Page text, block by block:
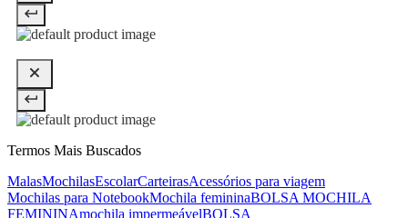
Termos Mais Buscados
MalasMochilasEscolarCarteirasAcessórios para viagem
Mochilas para NotebookMochila femininaBOLSA MOCHILA
FEMININAmochila impermeávelBOLSA